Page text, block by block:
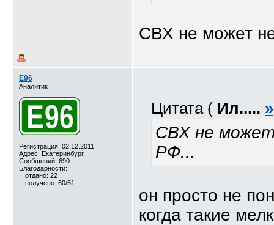
СВХ не может
E96
Аналитик
Регистрация: 02.12.2011
Адрес: Екатеринбург
Сообщений: 690
Благодарности:
отдано: 22
получено: 60/51
Цитата ( Ил..... »
СВХ не может
РФ...
он просто не
когда такие